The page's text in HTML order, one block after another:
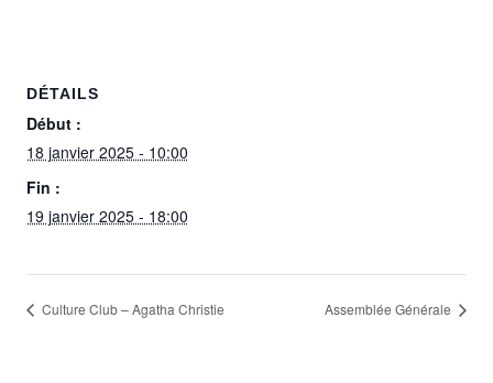
DÉTAILS
Début :
18 janvier 2025 - 10:00
Fin :
19 janvier 2025 - 18:00
Culture Club – Agatha Christie Assemblée Générale